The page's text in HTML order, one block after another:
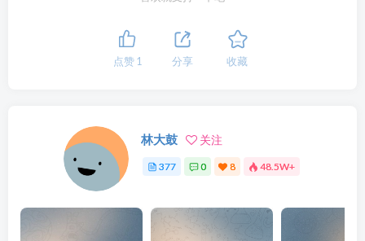
点赞 1 分享 收藏
林大鼓 关注
377 0 8 48.5W+